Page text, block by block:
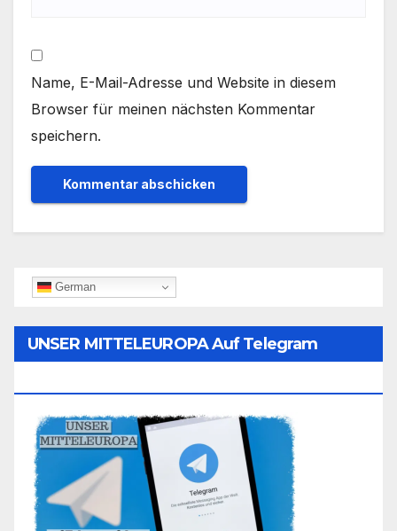
Name, E-Mail-Adresse und Website in diesem
Browser für meinen nächsten Kommentar
speichern.
German
UNSER MITTELEUROPA Auf Telegram